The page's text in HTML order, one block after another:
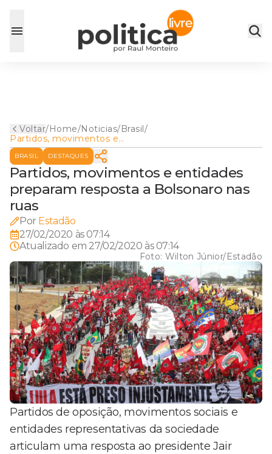
Voltar/Home/Noticias/Brasil/
Partidos, movimentos e
entidades preparam resposta
a Bolsonaro nas ruas
BRASIL DESTAQUES
Partidos, movimentos e entidades
preparam resposta a Bolsonaro nas
ruas
Por Estadão
27/02/2020 às 07:14
Atualizado em 27/02/2020 às 07:14
Foto: Wilton Júnior/Estadão
Partidos de oposição, movimentos sociais e
entidades representativas da sociedade
articulam uma resposta ao presidente Jair